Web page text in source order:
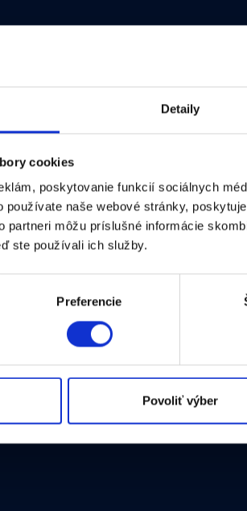
Detaily
cookies
poskytovanie funkcií sociálnych
používate naše webové stránky,
partneri môžu príslušné informácie
ste používali ich služby.
Preferencie
Povoliť výber
° C
W)
40 ° C
DJI USB-C napájací adaptér (100 W)
10 min (jedna batéria)